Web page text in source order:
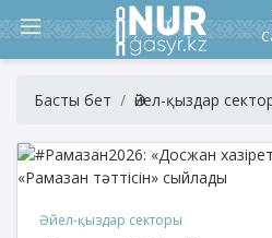
Басты бет Әйел-қыздар
Әйел-қыздар секторы